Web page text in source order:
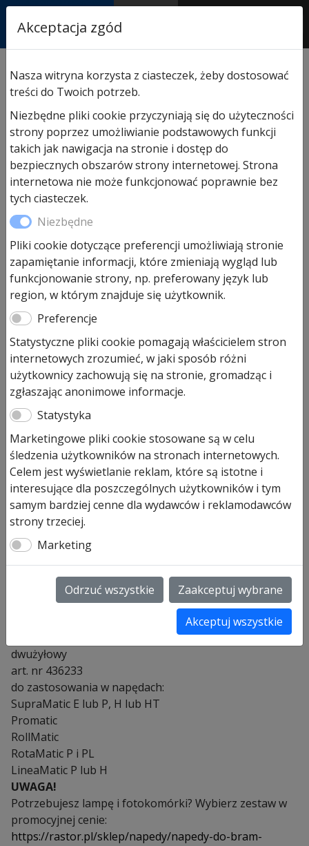
AUTORYZOWANY
PARTNER & SERWIS
Hormann/ Hormann EL301 fotokomórka
jednokierunkowa komplet
Promocja!
Hormann EL301 fotokomórka
jednokierunkowa komplet
611,00złPierwotna
cena
wynosiła:
611,00 zł.
455,00złAktualna
cena
wynosi:
455,00 zł.
Prezentowana cena jest ceną najniższą w ostatnich 30
dniach.
Pozostało tylko: 2 (może być zamówiony)
ilość
Hormann
EL301
fotokomórka
jednokierunkowa
komplet
Dodaj do koszyka
Hormann EL301 fotokomórka
jednokierunkowa
Hormann EL301 fotokomórka jednokierunkowa do
zastosowania wewnątrz i na zewnątrz pomieszczeń
zabezpieczające światło bramy.
Jeżeli podczas zamykania bramy pojawi się przeszkoda
i przetnie światło fotokomórek, napęd zatrzyma się.
W zestawie przewód przyłączeniowy 2 x 10m
dwużyłowy
art. nr 436233
do zastosowania w napędach:
SupraMatic E lub P, H lub HT
Promatic
RollMatic
RotaMatic P i PL
LineaMatic P lub H
UWAGA!
Potrzebujesz lampę i fotokomórki? Wybierz zestaw w
promocyjnej cenie:
https://rastor.pl/sklep/napedy/napedy-do-bram-
Akceptacja zgód
Nasza witryna korzysta z ciasteczek, żeby dostosować
treści do Twoich potrzeb.
Niezbędne pliki cookie przyczyniają się do użyteczności
strony poprzez umożliwianie podstawowych funkcji
takich jak nawigacja na stronie i dostęp do
bezpiecznych obszarów strony internetowej. Strona
internetowa nie może funkcjonować poprawnie bez
tych ciasteczek.
Niezbędne
Pliki cookie dotyczące preferencji umożliwiają stronie
zapamiętanie informacji, które zmieniają wygląd lub
funkcjonowanie strony, np. preferowany język lub
region, w którym znajduje się użytkownik.
Preferencje
Statystyczne pliki cookie pomagają właścicielem stron
internetowych zrozumieć, w jaki sposób różni
użytkownicy zachowują się na stronie, gromadząc i
zgłaszając anonimowe informacje.
Statystyka
Marketingowe pliki cookie stosowane są w celu
śledzenia użytkowników na stronach internetowych.
Celem jest wyświetlanie reklam, które są istotne i
interesujące dla poszczególnych użytkowników i tym
samym bardziej cenne dla wydawców i reklamodawców
strony trzeciej.
Marketing
Odrzuć wszystkie Zaakceptuj wybrane
Akceptuj wszystkie